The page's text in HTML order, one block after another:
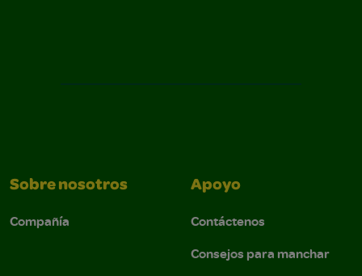
Sobre nosotros
Compañía
Apoyo
Contáctenos
Consejos para manchar